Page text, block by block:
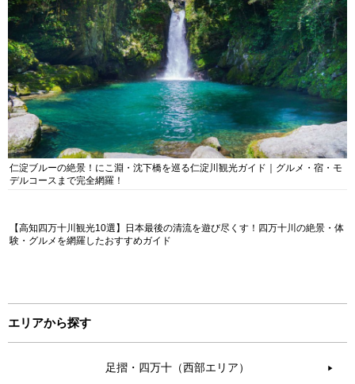
仁淀ブルーの絶景！にこ淵・沈下橋を巡る仁淀川観光ガイド｜グルメ・宿・モ
デルコースまで完全網羅！
【高知四万十川観光10選】日本最後の清流を遊び尽くす！四万十川の絶景・体
験・グルメを網羅したおすすめガイド
エリアから探す
足摺・四万十（西部エリア） ▶︎